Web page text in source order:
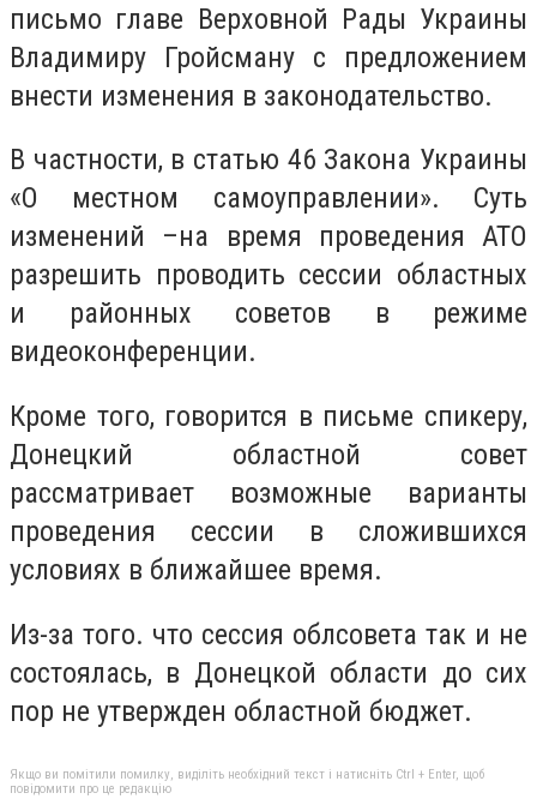
письмо главе Верховной Рады Украины
Владимиру Гройсману с предложением
внести изменения в законодательство.
В частности, в статью 46 Закона Украины
«О местном самоуправлении». Суть
изменений –на время проведения АТО
разрешить проводить сессии областных
и районных советов в режиме
видеоконференции.
Кроме того, говорится в письме спикеру,
Донецкий областной совет
рассматривает возможные варианты
проведения сессии в сложившихся
условиях в ближайшее время.
Из-за того. что сессия облсовета так и не
состоялась, в Донецкой области до сих
пор не утвержден областной бюджет.
Якщо ви помітили помилку, виділіть необхідний текст і натисніть Ctrl + Enter, щоб
повідомити про це редакцію